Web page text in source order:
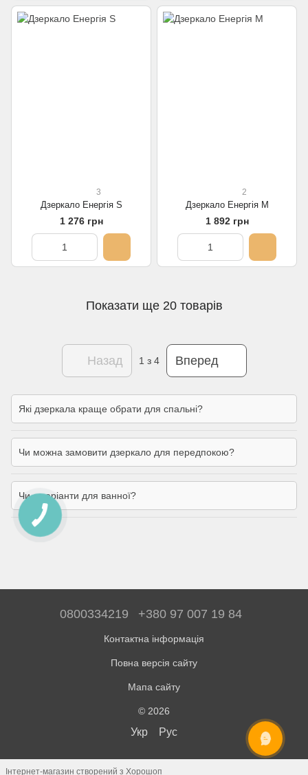
3
Дзеркало Енергія S
1 276 грн
2
Дзеркало Енергія M
1 892 грн
Показати ще 20 товарів
Назад 1 з 4 Вперед
Які дзеркала краще обрати для спальні?
Чи можна замовити дзеркало для передпокою?
Чи є варіанти для ванної?
0800334219 +380 97 007 19 84
Контактна інформація
Повна версія сайту
Мапа сайту
© 2026
Укр Рус
Інтернет-магазин створений з Хорошоп
ОНЛАЙН ЧАТ